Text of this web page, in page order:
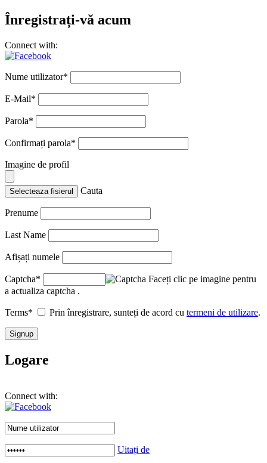
Înregistrați-vă acum
Connect with:
Nume utilizator*
E-Mail*
Parola*
Confirmați parola*
Imagine de profil
Selecteaza fisierul Cauta
Prenume
Last Name
Afișați numele
Captcha*
Faceți clic pe imagine pentru
a actualiza captcha .
Terms* Prin înregistrare, sunteți de acord cu termeni de utilizare.
Logare
Connect with:
Uitați de